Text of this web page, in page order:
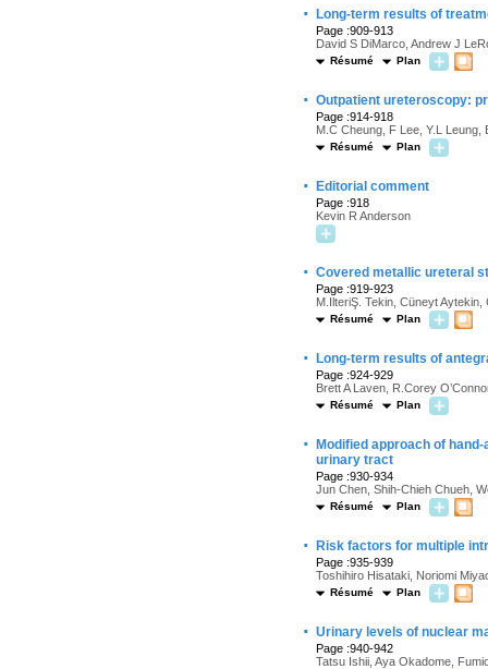
· Long-term results of
Page :909-913
David S DiMarco, Andrew J
Résumé Plan
· Outpatient ureteroscopy:
Page :914-918
M.C Cheung, F Lee, Y.L Leung,
Résumé Plan
· Editorial comment
Page :918
Kevin R Anderson
· Covered metallic ureteral
Page :919-923
M.IlteriŞ. Tekin, Cüneyt
Résumé Plan
· Long-term results of
Page :924-929
Brett A Laven, R.Corey
Résumé Plan
·
Modified approach of
urinary tract
Page :930-934
Jun Chen, Shih-Chieh Chueh,
Résumé Plan
· Risk factors for multiple
Page :935-939
Toshihiro Hisataki, Noriomi
Résumé Plan
· Urinary levels of nuclear
Page :940-942
Tatsu Ishii, Aya Okadome,